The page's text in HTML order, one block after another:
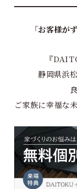
「お客様が
『
静岡県浜
ご家族に幸福な